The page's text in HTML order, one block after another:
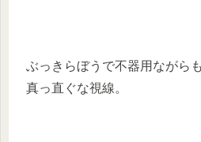
ぶっきらぼうで不器用ながら
真っ直ぐな視線。